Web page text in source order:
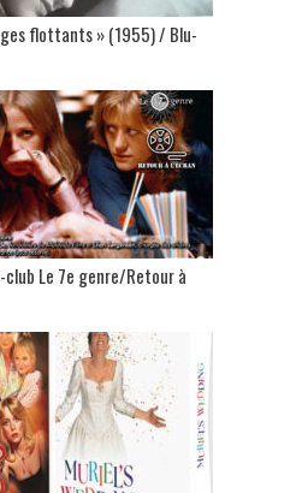
flottants » (1955) / Blu-
club Le 7e genre/Retour à